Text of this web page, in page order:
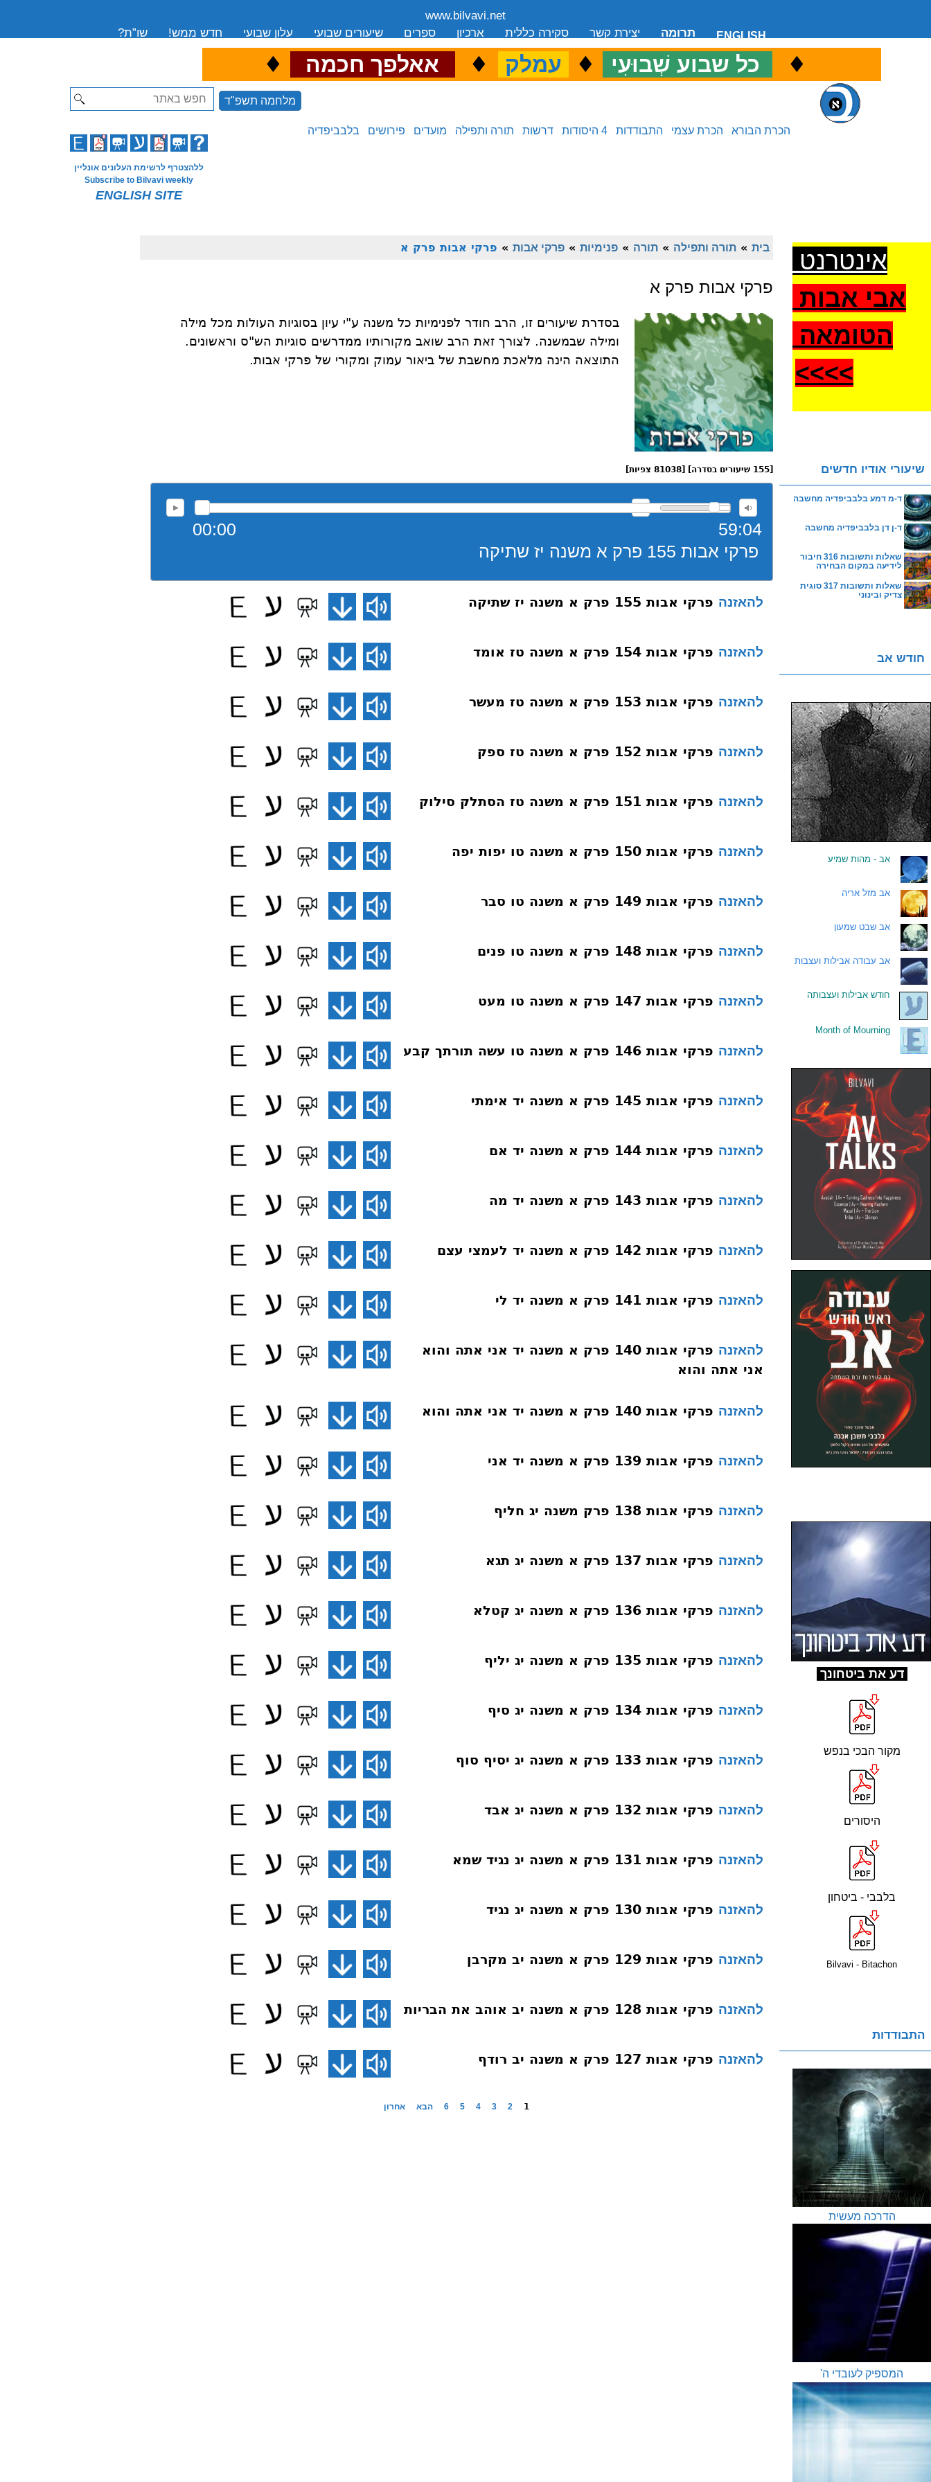
www.bilvavi.net
שו”ת?
חדש ממש! עלון שבועי שיעורים שבועי ספרים ארכיון סקירה כללית יצירת קשר תרומה ENGLISH
♦ כל שבוע שְׁבוּעִי ♦ עמלק ♦ אאלפך חכמה ♦
Search
מלחמה תשפ"ד
הכרת הבורא הכרת עצמי התבודדות 4 היסודות דרשות תורה ותפילה מועדים פירושים בלבביפדיה
ללהצטרף לרשימת העלונים אונליין
Subscribe to Bilvavi weekly
ENGLISH SITE
בית »תורה ותפילה »תורה »פנימיות »פרקי אבות » פרקי אבות פרק א
פרקי אבות פרק א
בסדרת שיעורים זו, הרב חודר לפנימיות כל משנה ע"י עיון בסוגיות העולות מכל מילה
ומילה שבמשנה. לצורך זאת הרב שואב מקורותיו ממדרשים סוגיות הש"ס וראשונים.
התוצאה הינה מלאכת מחשבת של ביאור עמוק ומקורי של פרקי אבות.
[155 שיעורים בסדרה] [81038 צפיות]
00:00
59:04
פרקי אבות 155 פרק א משנה יז שתיקה
להאזנה פרקי אבות 155 פרק א משנה יז שתיקה
להאזנה פרקי אבות 154 פרק א משנה טז אומד
להאזנה פרקי אבות 153 פרק א משנה טז מעשר
להאזנה פרקי אבות 152 פרק א משנה טז ספק
להאזנה פרקי אבות 151 פרק א משנה טז הסתלק סילוק
להאזנה פרקי אבות 150 פרק א משנה טו יפות יפה
להאזנה פרקי אבות 149 פרק א משנה טו סבר
להאזנה פרקי אבות 148 פרק א משנה טו פנים
להאזנה פרקי אבות 147 פרק א משנה טו מעט
להאזנה פרקי אבות 146 פרק א משנה טו עשה תורתך קבע
להאזנה פרקי אבות 145 פרק א משנה יד אימתי
להאזנה פרקי אבות 144 פרק א משנה יד אם
להאזנה פרקי אבות 143 פרק א משנה יד מה
להאזנה פרקי אבות 142 פרק א משנה יד לעמצי עצם
להאזנה פרקי אבות 141 פרק א משנה יד לי
להאזנה
פרקי אבות 140 פרק א משנה יד אני אתה והוא
אני אתה והוא
להאזנה פרקי אבות 140 פרק א משנה יד אני אתה והוא
להאזנה פרקי אבות 139 פרק א משנה יד אני
להאזנה פרקי אבות 138 פרק משנה יג חליף
להאזנה פרקי אבות 137 פרק א משנה יג תגא
להאזנה פרקי אבות 136 פרק א משנה יג קטלא
להאזנה פרקי אבות 135 פרק א משנה יג יליף
להאזנה פרקי אבות 134 פרק א משנה יג סיף
להאזנה פרקי אבות 133 פרק א משנה יג יסיף סוף
להאזנה פרקי אבות 132 פרק א משנה יג אבד
להאזנה פרקי אבות 131 פרק א משנה יג נגיד שמא
להאזנה פרקי אבות 130 פרק א משנה יג נגיד
להאזנה פרקי אבות 129 פרק א משנה יב מקרבן
להאזנה פרקי אבות 128 פרק א משנה יב אוהב את הבריות
להאזנה פרקי אבות 127 פרק א משנה יב רודף
1
2
3
4
5
6 הבא אחרון
אינטרנט
אבי אבות
הטומאה
>>>
>
שיעורי אודיו חדשים
ד-מ דמע בלבביפדיה מחשבה
ד-ן דן בלבביפדיה מחשבה
שאלות ותשובות 316 חיבור
לידיעה במקום הבחירה
שאלות ותשובות 317 סוגית
צדיק ובינוני
חודש אב
אב - מהות שמיע
אב מזל אריה
אב שבט שמעון
אב עבודה אבילות ועצבות
חודש אבילות ועצבותה
Month of Mourning
דע את ביטחונך
מקור הבכי בנפש
היסורים
בלבבי - ביטחון
Bilvavi - Bitachon
התבודדות
הדרכה מעשית
המספיק לעובדי ה'